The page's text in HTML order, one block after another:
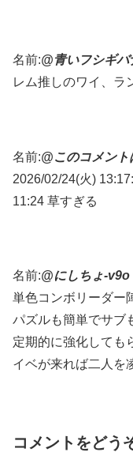
名前:@青いフシギバ
レム推しのワイ、ラ
名前:@このコメン
2026/02/24(火)
11:24 草すぎる
名前:@にしちょ-v9o
単色コンボリーダー
パズルも簡単でサブ
定期的に強化しても
イベが来れば二人を
コメントをどう